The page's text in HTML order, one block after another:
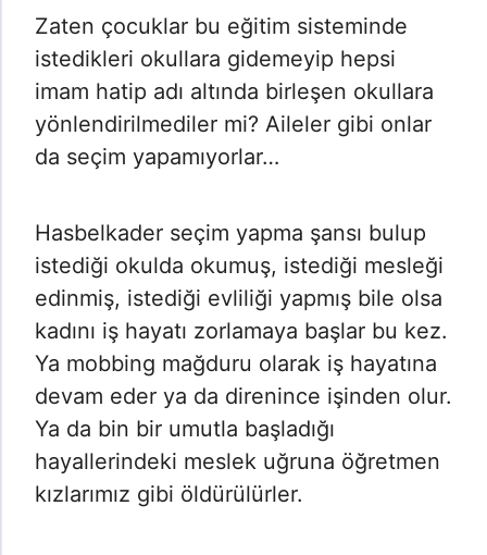
Zaten çocuklar bu eğitim sisteminde
istedikleri okullara gidemeyip hepsi
imam hatip adı altında birleşen okullara
yönlendirilmediler mi? Aileler gibi onlar
da seçim yapamıyorlar…
Hasbelkader seçim yapma şansı bulup
istediği okulda okumuş, istediği mesleği
edinmiş, istediği evliliği yapmış bile olsa
kadını iş hayatı zorlamaya başlar bu kez.
Ya mobbing mağduru olarak iş hayatına
devam eder ya da direnince işinden olur.
Ya da bin bir umutla başladığı
hayallerindeki meslek uğruna öğretmen
kızlarımız gibi öldürülürler.